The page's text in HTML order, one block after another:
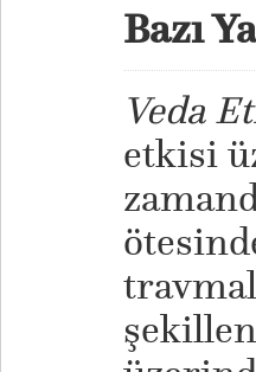
Bazı
Veda
etkisi